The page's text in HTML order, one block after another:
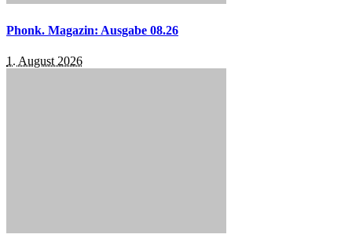
Phonk. Magazin: Ausgabe 08.26
1. August 2026